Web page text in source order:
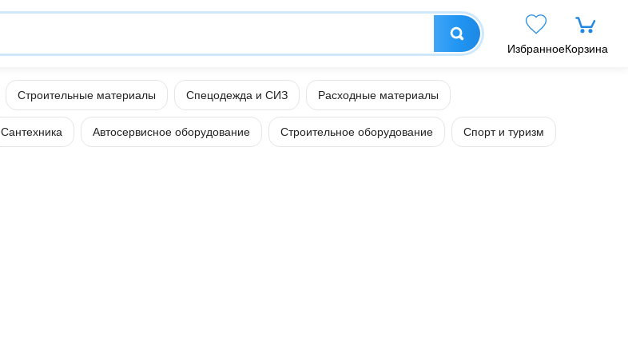
ИзбранноеКорзина
Строительные материалы Спецодежда и СИЗ Расходные материалы
Сантехника Автосервисное оборудование Строительное оборудование Спорт и туризм